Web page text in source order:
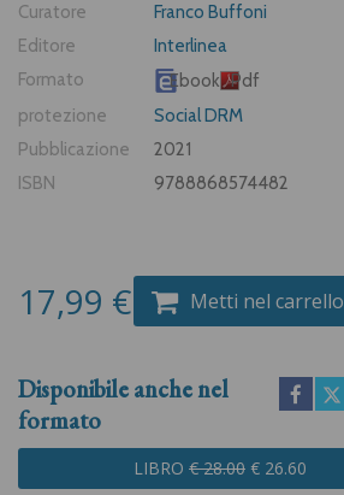
Curatore
Franco Buffoni
Editore
Interlinea
Formato
Ebook Pdf
protezione
Social DRM
Pubblicazione
2021
ISBN
9788868574482
17,99 € Metti nel carrello
Disponibile anche nel
formato
LIBRO € 28.00 € 26.60